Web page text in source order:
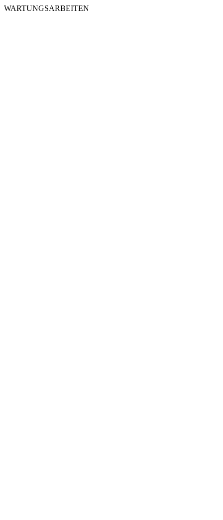
WARTUNGSARBEITEN